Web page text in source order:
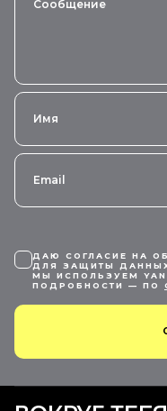
ДАЮ СОГЛАСИЕ НА
ДЛЯ ЗАЩИТЫ
МЫ ИСПОЛЬЗУЕМ
ПОДРОБНОСТИ — ПО